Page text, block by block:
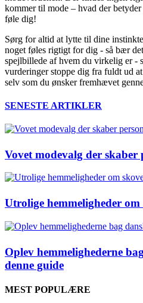
kommer til mode – hvad der
føle dig!
Sørg for altid at lytte til dine
noget føles rigtigt for dig - så bær
spejlbillede af hvem du virkelig er -
vurderinger stoppe dig fra fuldt ud
selv som du ønsker fremhævet
SENESTE ARTIKLER
Vovet modevalg der
Utrolige hemmeligheder
Oplev hemmelighederne
denne guide
MEST POPULÆRE